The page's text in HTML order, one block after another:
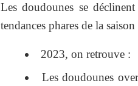
Les doudounes se
tendances phares de la
2023, on retrouve :
Les doudounes